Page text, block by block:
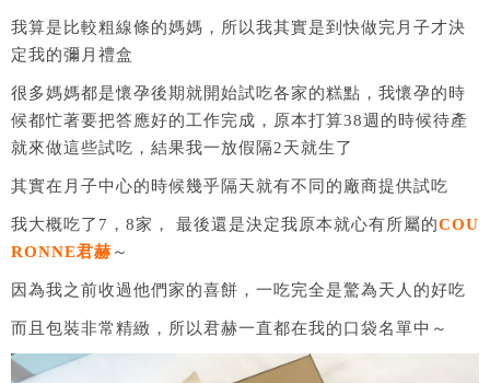
我算是比較粗線條的媽媽，所以我其實是到快做完月子才決
定我的彌月禮盒
很多媽媽都是懷孕後期就開始試吃各家的糕點，我懷孕的時
候都忙著要把答應好的工作完成，原本打算38週的時候待產
就來做這些試吃，結果我一放假隔2天就生了
其實在月子中心的時候幾乎隔天就有不同的廠商提供試吃
我大概吃了7，8家， 最後還是決定我原本就心有所屬的COU
RONNE君赫 ～
因為我之前收過他們家的喜餅，一吃完全是驚為天人的好吃
而且包裝非常精緻，所以君赫一直都在我的口袋名單中～